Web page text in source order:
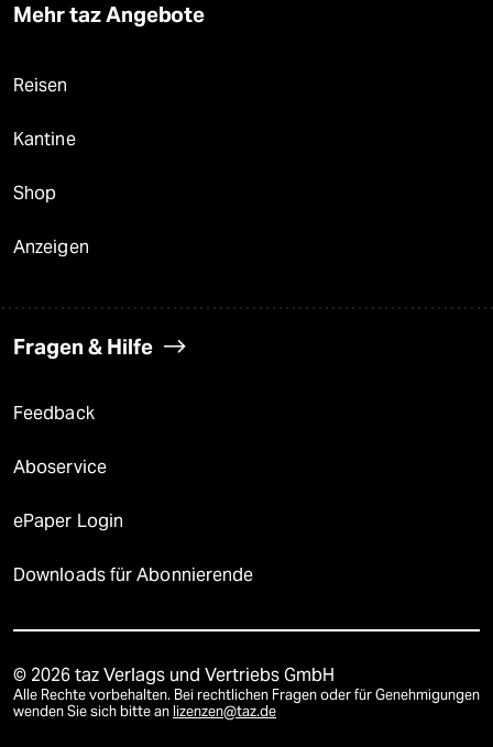
Mehr taz Angebote
Reisen
Kantine
Shop
Anzeigen
Fragen & Hilfe
Feedback
Aboservice
ePaper Login
Downloads für Abonnierende
© 2026 taz Verlags und Vertriebs GmbH
Alle Rechte vorbehalten. Bei rechtlichen Fragen oder für Genehmigungen
wenden Sie sich bitte an lizenzen@taz.de